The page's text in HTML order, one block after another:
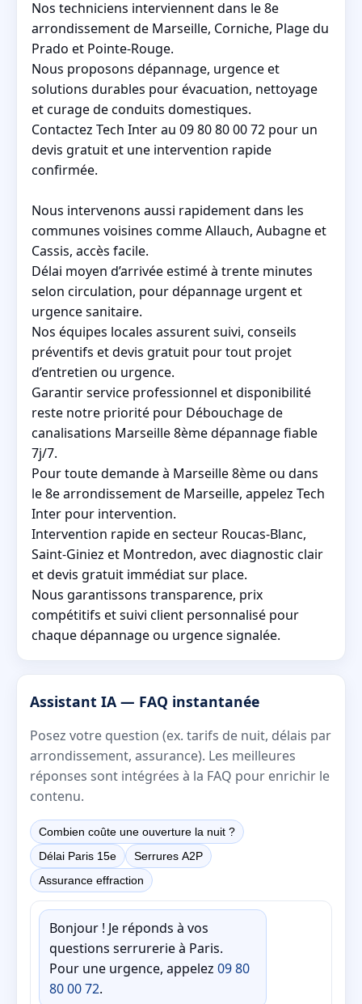
Nos techniciens interviennent dans le 8e
arrondissement de Marseille, Corniche, Plage du
Prado et Pointe-Rouge.
Nous proposons dépannage, urgence et
solutions durables pour évacuation, nettoyage
et curage de conduits domestiques.
Contactez Tech Inter au 09 80 80 00 72 pour un
devis gratuit et une intervention rapide
confirmée.
Nous intervenons aussi rapidement dans les
communes voisines comme Allauch, Aubagne et
Cassis, accès facile.
Délai moyen d’arrivée estimé à trente minutes
selon circulation, pour dépannage urgent et
urgence sanitaire.
Nos équipes locales assurent suivi, conseils
préventifs et devis gratuit pour tout projet
d’entretien ou urgence.
Garantir service professionnel et disponibilité
reste notre priorité pour Débouchage de
canalisations Marseille 8ème dépannage fiable
7j/7.
Pour toute demande à Marseille 8ème ou dans
le 8e arrondissement de Marseille, appelez Tech
Inter pour intervention.
Intervention rapide en secteur Roucas-Blanc,
Saint-Giniez et Montredon, avec diagnostic clair
et devis gratuit immédiat sur place.
Nous garantissons transparence, prix
compétitifs et suivi client personnalisé pour
chaque dépannage ou urgence signalée.
Assistant IA — FAQ instantanée
Posez votre question (ex. tarifs de nuit, délais par
arrondissement, assurance). Les meilleures
réponses sont intégrées à la FAQ pour enrichir le
contenu.
Combien coûte une ouverture la nuit ?
Délai Paris 15e
Serrures A2P
Assurance effraction
Bonjour ! Je réponds à vos
questions serrurerie à Paris.
Pour une urgence, appelez 09 80
80 00 72.